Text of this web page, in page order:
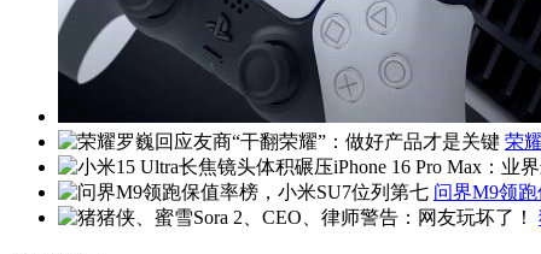
荣
问界M9领